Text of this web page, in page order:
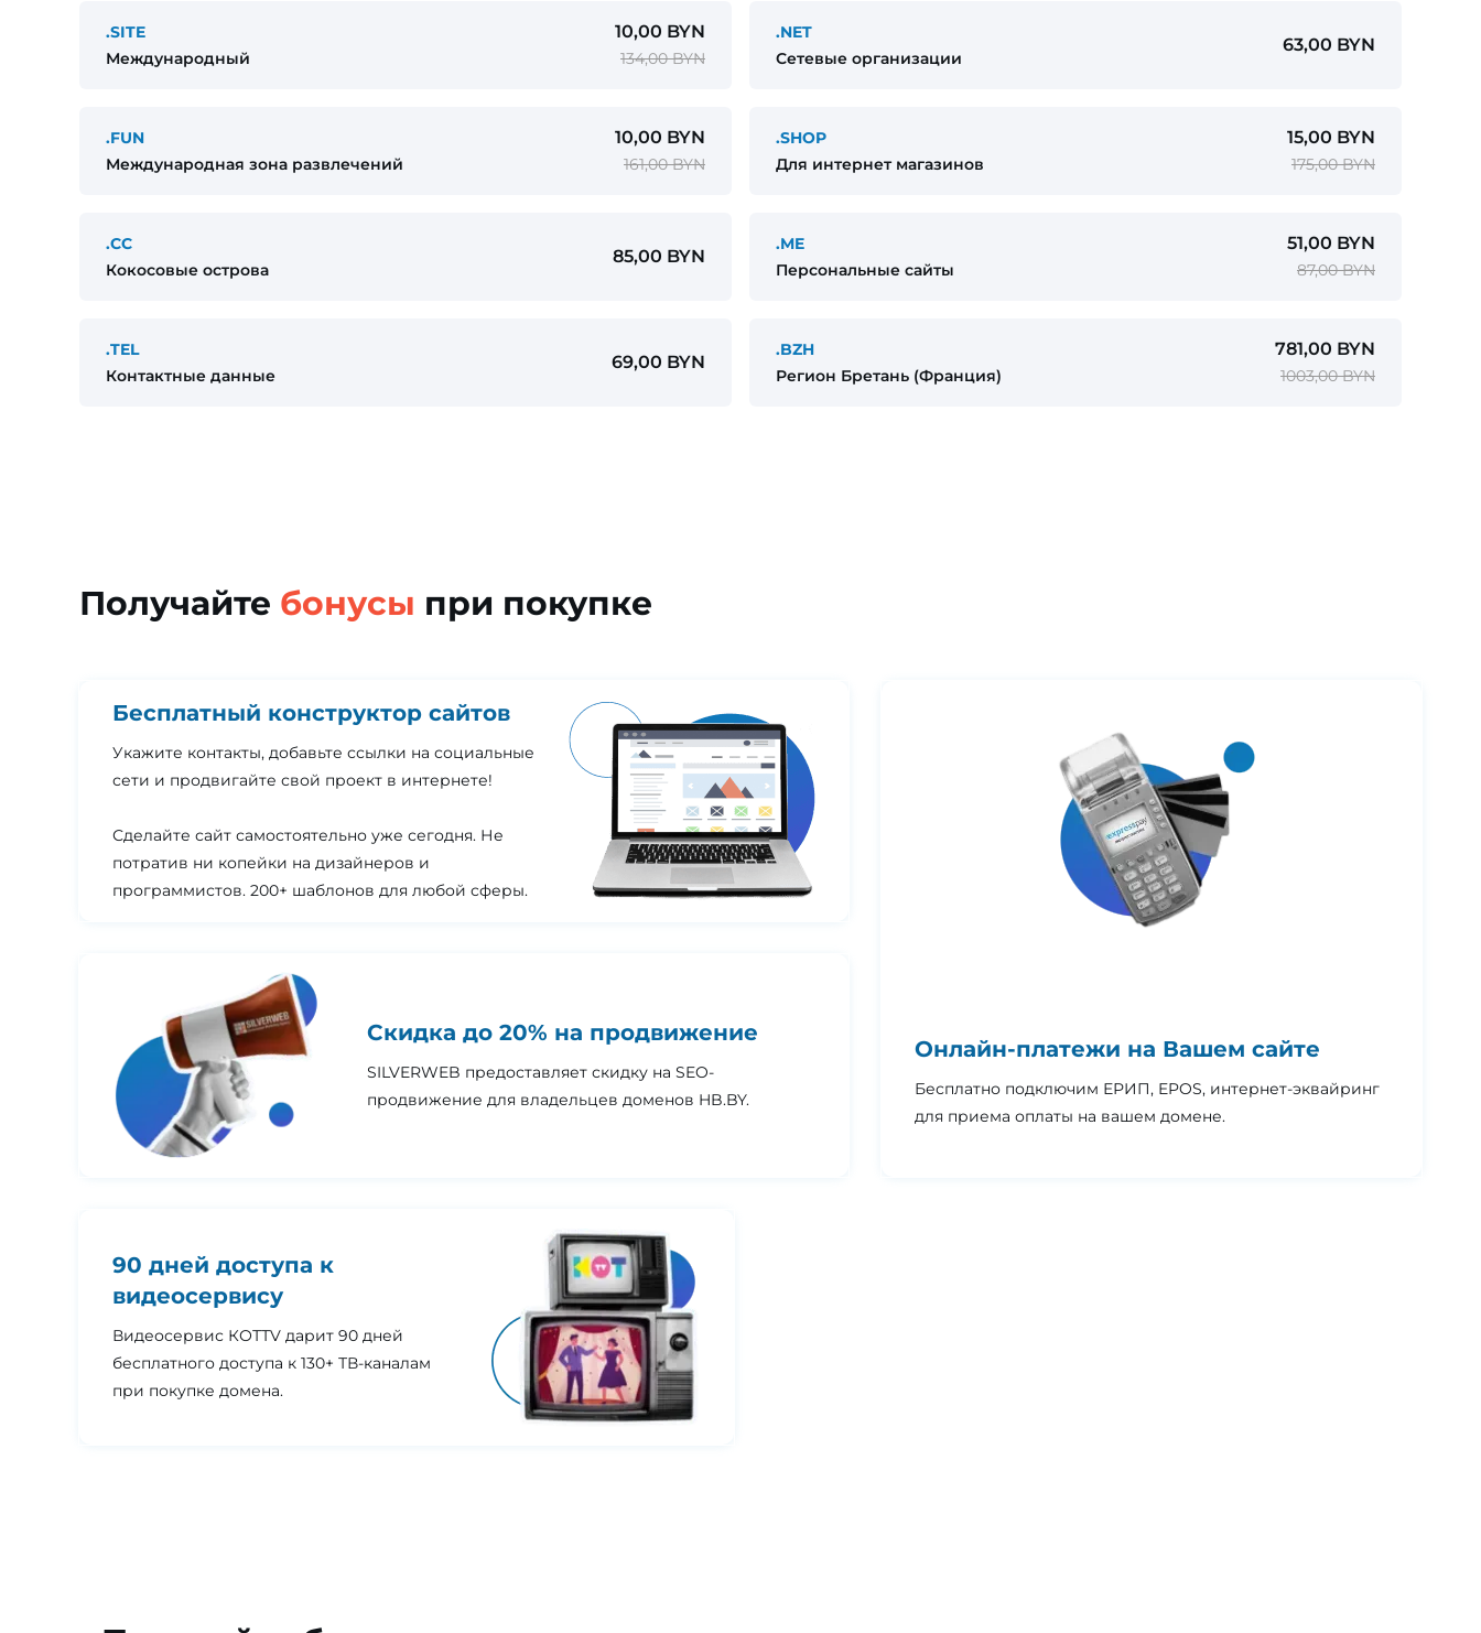
.SITE
Международный
10,00 BYN
134,00 BYN
.NET
Сетевые организации
63,00 BYN
.FUN
Международная зона развлечений
10,00 BYN
161,00 BYN
.SHOP
Для интернет магазинов
15,00 BYN
175,00 BYN
.CC
Кокосовые острова
85,00 BYN
.ME
Персональные сайты
51,00 BYN
87,00 BYN
.TEL
Контактные данные
69,00 BYN
.BZH
Регион Бретань (Франция)
781,00 BYN
1003,00 BYN
Получайте бонусы при покупке
Бесплатный конструктор сайтов
Укажите контакты, добавьте ссылки на социальные
сети и продвигайте свой проект в интернете!
Сделайте сайт самостоятельно уже сегодня. Не
потратив ни копейки на дизайнеров и
программистов. 200+ шаблонов для любой сферы.
Онлайн-платежи на Вашем сайте
Бесплатно подключим ЕРИП, EPOS, интернет-эквайринг
для приема оплаты на вашем домене.
Скидка до 20% на продвижение
SILVERWEB предоставляет скидку на SEO-
продвижение для владельцев доменов HB.BY.
90 дней доступа к
видеосервису
Видеосервис КОТТV дарит 90 дней
бесплатного доступа к 130+ ТВ-каналам
при покупке домена.